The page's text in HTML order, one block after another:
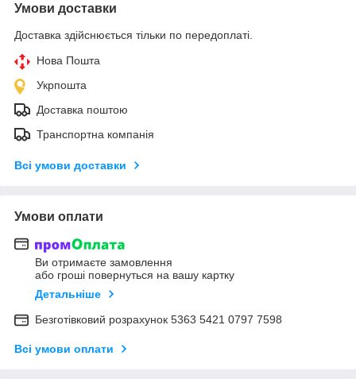
Умови доставки
Доставка здійснюється тільки по передоплаті.
Нова Пошта
Укрпошта
Доставка поштою
Транспортна компанія
Всі умови доставки
Умови оплати
Ви отримаєте замовлення
або гроші повернуться на вашу картку
Детальніше
Безготівковий розрахунок 5363 5421 0797 7598
Всі умови оплати